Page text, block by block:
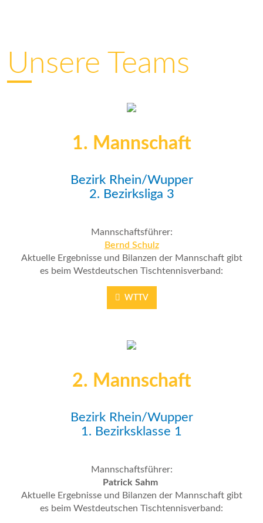
Unsere Teams
1. Mannschaft
Bezirk Rhein/Wupper
2. Bezirksliga 3
Mannschaftsführer:
Bernd Schulz
Aktuelle Ergebnisse und Bilanzen der Mannschaft gibt
es beim Westdeutschen Tischtennisverband:
WTTV
2. Mannschaft
Bezirk Rhein/Wupper
1. Bezirksklasse 1
Mannschaftsführer:
Patrick Sahm
Aktuelle Ergebnisse und Bilanzen der Mannschaft gibt
es beim Westdeutschen Tischtennisverband: